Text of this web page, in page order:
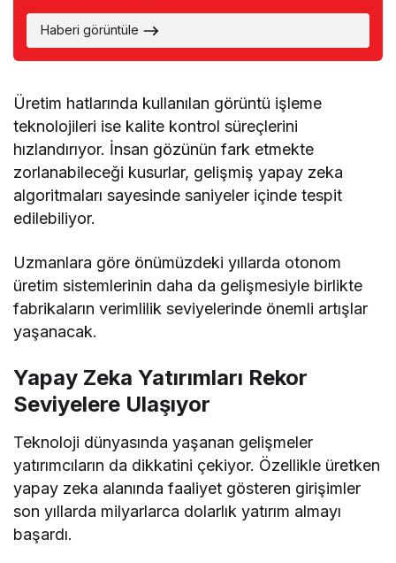
Haberi görüntüle
Üretim hatlarında kullanılan görüntü işleme
teknolojileri ise kalite kontrol süreçlerini
hızlandırıyor. İnsan gözünün fark etmekte
zorlanabileceği kusurlar, gelişmiş yapay zeka
algoritmaları sayesinde saniyeler içinde tespit
edilebiliyor.
Uzmanlara göre önümüzdeki yıllarda otonom
üretim sistemlerinin daha da gelişmesiyle birlikte
fabrikaların verimlilik seviyelerinde önemli artışlar
yaşanacak.
Yapay Zeka Yatırımları Rekor
Seviyelere Ulaşıyor
Teknoloji dünyasında yaşanan gelişmeler
yatırımcıların da dikkatini çekiyor. Özellikle üretken
yapay zeka alanında faaliyet gösteren girişimler
son yıllarda milyarlarca dolarlık yatırım almayı
başardı.